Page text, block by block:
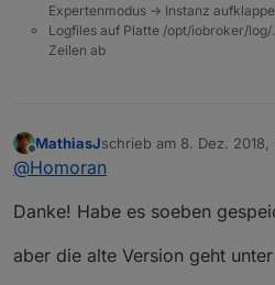
Expertenmodus -> Instanz
Logfiles auf Platte /opt/iobroker/
Zeilen ab
Offline
MathiasJschrieb am 8. Dez. 2018,
zuletzt editiert von
@Homoran
Danke! Habe es soeben
aber die alte Version geht